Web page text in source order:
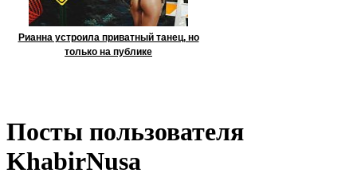
Рианна устроила приватный танец, но
только на публике
Посты пользователя
KhabirNusa